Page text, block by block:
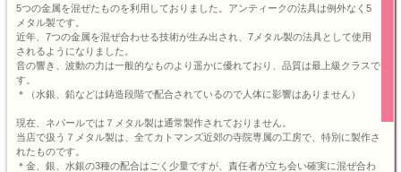
5つの金属を混ぜたものを利用しておりました。アンティークの法具は例外なく5
メタル製です。
近年、7つの金属を混ぜ合わせる技術が生み出され、7メタル製の法具として使用
されるようになりました。
音の響き、波動の力は一般的なものより遥かに優れており、品質は最上級クラスで
す。
＊（水銀、鉛などは鋳造段階で配合されているので人体に影響はありません）
現在、ネパールでは７メタル製は通常製作されておりません。
当店で扱う７メタル製は、全てカトマンズ近郊の寺院専属の工房で、特別に製作さ
れたものです。
＊金、銀、水銀の3種の配合はごく少量ですが、責任者が立ち会い確実に混ぜ合わ